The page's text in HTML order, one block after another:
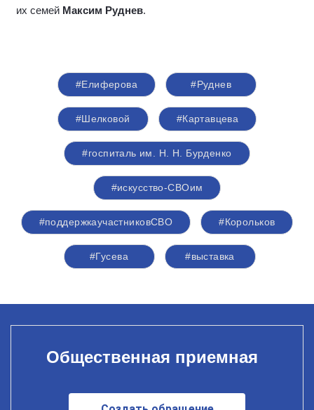
их семей Максим Руднев.
#Елиферова #Руднев
#Шелковой #Картавцева
#госпиталь им. Н. Н. Бурденко
#искусство-СВОим
#поддержкаучастниковСВО #Корольков
#Гусева #выставка
Общественная приемная